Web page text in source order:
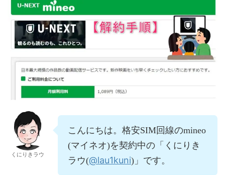
くにりきラウ
こんにちは。格安SIM回線のmineo
(マイネオ)を契約中の「くにりき
ラウ(@lau1kuni)」です。